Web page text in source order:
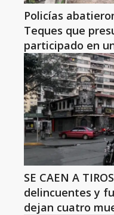
Policías
Teques que
participado en
SE CAEN A
delincuentes y
dejan cuatro